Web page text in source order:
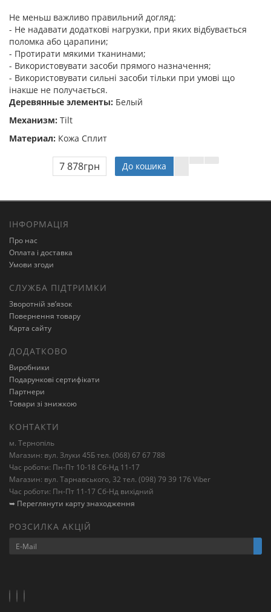
Не меньш важливо правильний догляд:
- Не надавати додаткові нагрузки, при яких відбувається
поломка або царапини;
- Протирати мякими тканинами;
- Використовувати засоби прямого назначення;
- Використовувати сильні засоби тільки при умові що
інакше не получається.
Деревянные элементы: Белый
Механизм: Tilt
Материал: Кожа Сплит
7 878грн До кошика
ІНФОРМАЦІЯ
Про нас
Оплата і доставка
Умови згоди
СЛУЖБА ПІДТРИМКИ
Зворотній зв’язок
Повернення товару
Карта сайту
ДОДАТКОВО
Виробники
Подарункові сертифікати
Партнери
Товари зі знижкою
КОНТАКТИ
м. Тернопіль
Магазин: вул. Злуки 45Б тел. (068) 67 67 788
Час роботи: Пн-Пт 10-18 Сб-Нд 11-17
Магазин: вул. Тарнавського, 32 тел. (098) 79 39 176 Viber
Час роботи: Пн-Пт 11-17 Сб-Нд вихідний
➥ Переглянути карту знаходження
РОЗСИЛКА АКЦІЙ